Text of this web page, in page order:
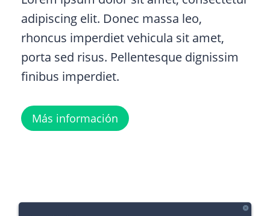
adipiscing elit. Donec massa leo,
rhoncus imperdiet vehicula sit amet,
porta sed risus. Pellentesque dignissim
finibus imperdiet.
Más información